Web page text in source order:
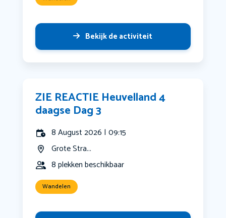
Bekijk de activiteit
ZIE REACTIE Heuvelland 4
daagse Dag 3
8 August 2026 | 09:15
Grote Stra...
8 plekken beschikbaar
Wandelen